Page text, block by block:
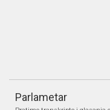
Parlametar